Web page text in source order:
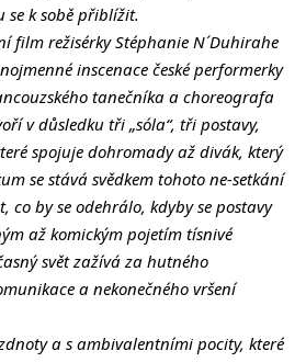
k sobě přiblížit.
film režisérky Stéphanie N´Duhirahe
inscenace české performerky
tanečníka a choreografa
v důsledku tři „sóla“, tři postavy,
spojuje dohromady až divák, který
se stává svědkem tohoto ne-setkání
co by se odehrálo, kdyby se postavy
až komickým pojetím tísnivé
svět zažívá za hutného
a nekonečného vršení
a s ambivalentními pocity, které